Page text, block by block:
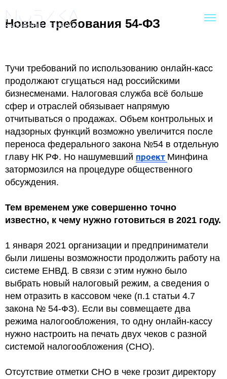
Новые требования 54-ФЗ
Тучи требований по использованию онлайн-касс
продолжают сгущаться над российскими
бизнесменами. Налоговая служба всё больше
сфер и отраслей обязывает напрямую
отчитываться о продажах. Объем контрольных и
надзорных функций возможно увеличится после
переноса федерального закона №54 в отдельную
главу НК РФ. Но нашумевший проект Минфина
затормозился на процедуре общественного
обсуждения.
Тем временем уже совершенно точно
известно, к чему нужно готовиться в 2021 году.
1 января 2021 организации и предприниматели
были лишены возможности продолжить работу на
системе ЕНВД. В связи с этим нужно было
выбрать новый налоговый режим, а сведения о
нем отразить в кассовом чеке (п.1 статьи 4.7
закона № 54-ФЗ). Если вы совмещаете два
режима налогообложения, то одну онлайн-кассу
нужно настроить на печать двух чеков с разной
системой налогообложения (СНО).
Отсутствие отметки СНО в чеке грозит директору